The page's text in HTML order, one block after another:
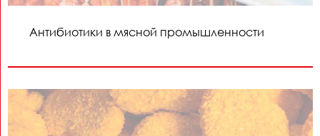
Антибиотики в мясной промышленности